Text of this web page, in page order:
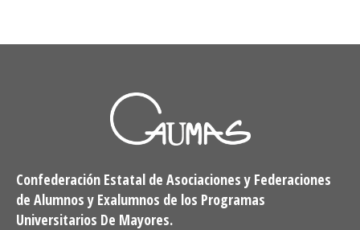
Confederación Estatal de Asociaciones y Federaciones
de Alumnos y Exalumnos de los Programas
Universitarios De Mayores.